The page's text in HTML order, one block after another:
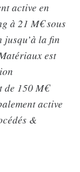
active en
à 21 M€ sous
jusqu’à la fin
est
de 150 M€
active
&